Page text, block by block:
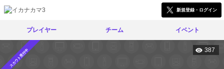
新規登録・ログイン
プレイヤー チーム イベント
スカウト受付中 387